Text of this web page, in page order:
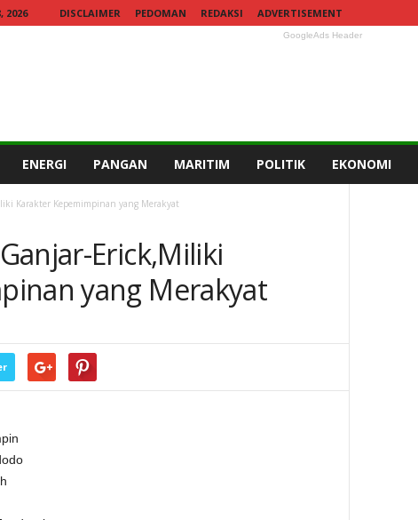
2026 DISCLAIMER PEDOMAN REDAKSI ADVERTISEMENT
GoogleAds Header
ENERGI PANGAN MARITIM POLITIK EKONOMI
Karakter Kepemimpinan yang Merakyat
Erick,Miliki
yang Merakyat